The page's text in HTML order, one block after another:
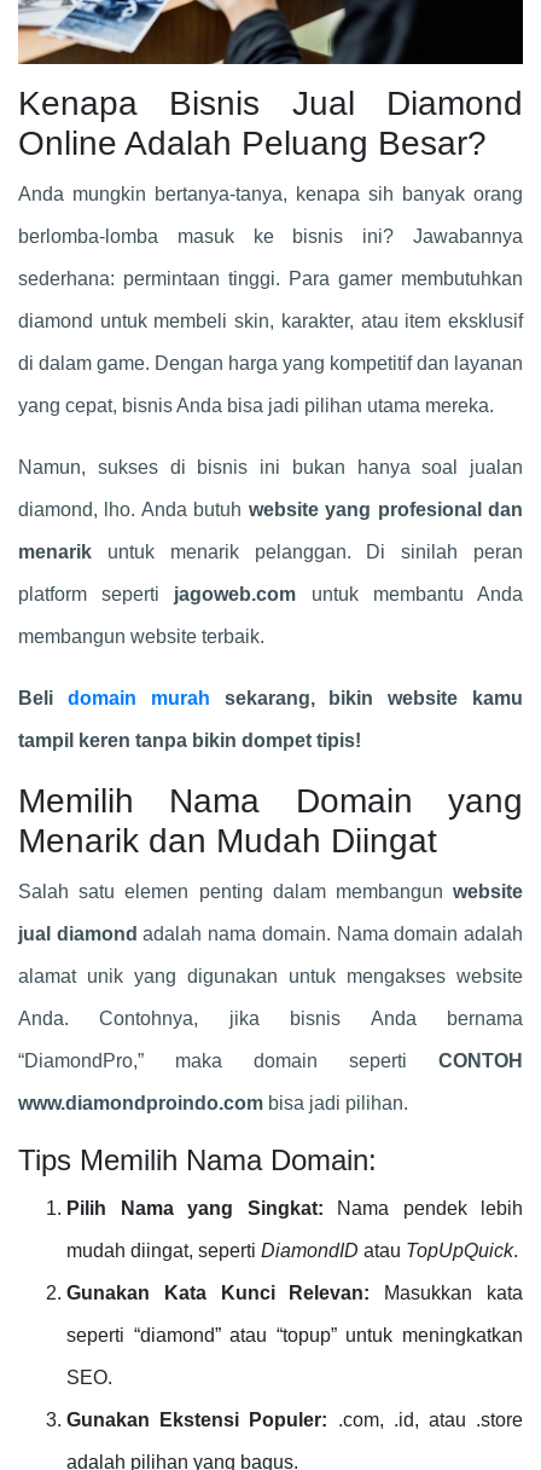
Kenapa Bisnis Jual Diamond
Online Adalah Peluang Besar?
Anda mungkin bertanya-tanya, kenapa sih banyak orang
berlomba-lomba masuk ke bisnis ini? Jawabannya
sederhana: permintaan tinggi. Para gamer membutuhkan
diamond untuk membeli skin, karakter, atau item eksklusif
di dalam game. Dengan harga yang kompetitif dan layanan
yang cepat, bisnis Anda bisa jadi pilihan utama mereka.
Namun, sukses di bisnis ini bukan hanya soal jualan
diamond, lho. Anda butuh website yang profesional dan
menarik untuk menarik pelanggan. Di sinilah peran
platform seperti jagoweb.com untuk membantu Anda
membangun website terbaik.
Beli domain murah sekarang, bikin website kamu
tampil keren tanpa bikin dompet tipis!
Memilih Nama Domain yang
Menarik dan Mudah Diingat
Salah satu elemen penting dalam membangun website
jual diamond adalah nama domain. Nama domain adalah
alamat unik yang digunakan untuk mengakses website
Anda. Contohnya, jika bisnis Anda bernama
“DiamondPro,” maka domain seperti CONTOH
www.diamondproindo.com bisa jadi pilihan.
Tips Memilih Nama Domain:
Pilih Nama yang Singkat: Nama pendek lebih
mudah diingat, seperti DiamondID atau TopUpQuick.
Gunakan Kata Kunci Relevan: Masukkan kata
seperti “diamond” atau “topup” untuk meningkatkan
SEO.
Gunakan Ekstensi Populer: .com, .id, atau .store
adalah pilihan yang bagus.